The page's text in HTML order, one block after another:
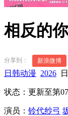
相反的
分享到： 新浪微博
日韩动漫 2026
状态：更新至第
演员： 铃代纱弓